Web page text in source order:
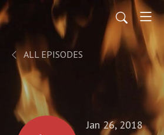
ALL EPISODES
Jan 26, 2018